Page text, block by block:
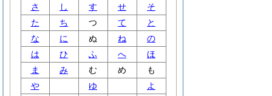
さ
し す せ
そ
た
ち つ て
と
な
に ぬ ね
の
は
ひ ふ へ
ほ
ま
み む め
も
や
ゆ
よ